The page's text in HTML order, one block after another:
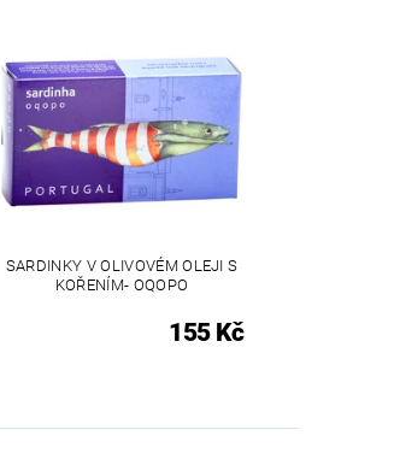
SARDINKY V OLIVOVÉM OLEJI S
KOŘENÍM- OQOPO
155 Kč